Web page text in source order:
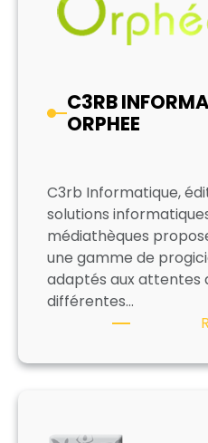
C3RB
ORPHEE
C3rb Informatique,
solutions
médiathèques
une gamme de
adaptés aux attentes
différentes…